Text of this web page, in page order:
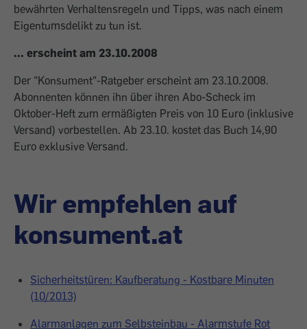
bewährten Verhaltensregeln und Tipps, was nach einem
Eigentumsdelikt zu tun ist.
... erscheint am 23.10.2008
Der "Konsument"-Ratgeber erscheint am 23.10.2008.
Abonnenten können ihn über ihren Abo-Scheck im
Oktober-Heft zum ermäßigten Preis von 10 Euro (inklusive
Versand) vorbestellen. Ab 23.10. kostet das Buch 14,90
Euro exklusive Versand.
Wir empfehlen auf
konsument.at
Sicherheitstüren: Kaufberatung - Kostbare Minuten
(10/2013)
Alarmanlagen zum Selbsteinbau - Alarmstufe Rot